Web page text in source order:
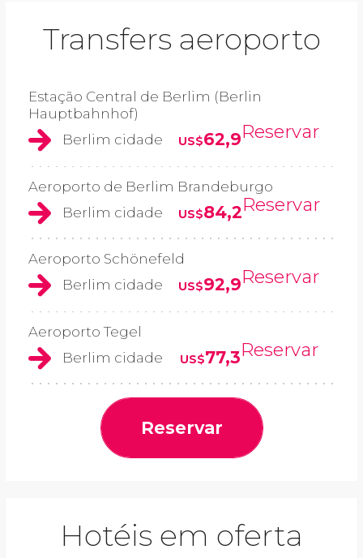
Transfers aeroporto
Estação Central de Berlim (Berlin
Hauptbahnhof)
Berlim cidade
US$62,9Reservar
Aeroporto de Berlim Brandeburgo
Berlim cidade
US$84,2Reservar
Aeroporto Schönefeld
Berlim cidade
US$92,9Reservar
Aeroporto Tegel
Berlim cidade
US$77,3Reservar
Reservar
Hotéis em oferta